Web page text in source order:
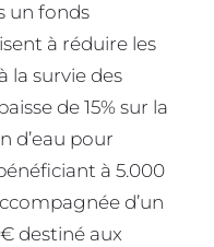
un fonds
à réduire les
la survie des
de 15% sur la
d’eau pour
à 5.000
d’un
destiné aux